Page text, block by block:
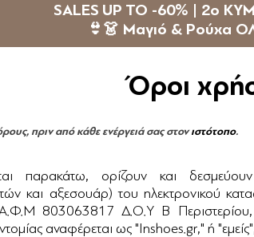
SALES UP TO -60% | 2ο
👙👗 Μαγιό & Ρούχα
Όροι
πριν από κάθε ενέργειά σας στονιστότοπο.
παρακάτω, ορίζουν και
και αξεσουάρ) του ηλεκτρονικού
Α.Φ.Μ 803063817 Δ.Ο.Υ Β
αναφέρεται ως "Inshoes.gr," ή "εμείς",